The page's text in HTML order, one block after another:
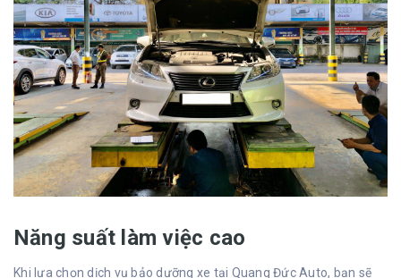
Năng suất làm việc cao
Khi lựa chọn dịch vụ bảo dưỡng xe tại Quang Đức Auto, bạn sẽ